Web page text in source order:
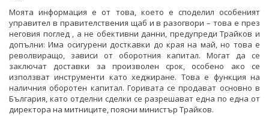
Моята информация е от това, което е споделил особеният
управител в правителствения щаб и в разогвори – това е през
неговия поглед , а не обективни данни, предупреди Трайков и
допълни: Има осигурени досткавки до края на май, но това е
револвиращо, зависи от оборотния капитал. Могат да се
заключат доставки за произволен срок, особено ако се
използват инструменти като хеджиране. Това е функция на
наличния оборотен капитал. Горивата се продават основно в
България, като отделни сделки се разрешават една по една от
директора на митниците, поясни министър Трайков.